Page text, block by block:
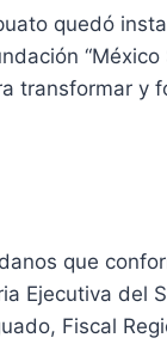
quedó
transformar y
que
Ejecutiva del
Fiscal